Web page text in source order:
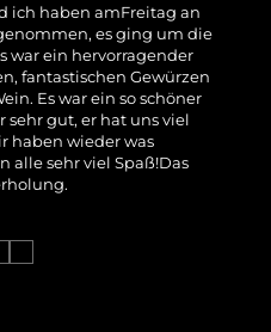
ich haben amFreitag an
es ging um die
war ein hervorragender
fantastischen Gewürzen
Es war ein so schöner
sehr gut, er hat uns viel
haben wieder was
alle sehr viel Spaß!Das
●